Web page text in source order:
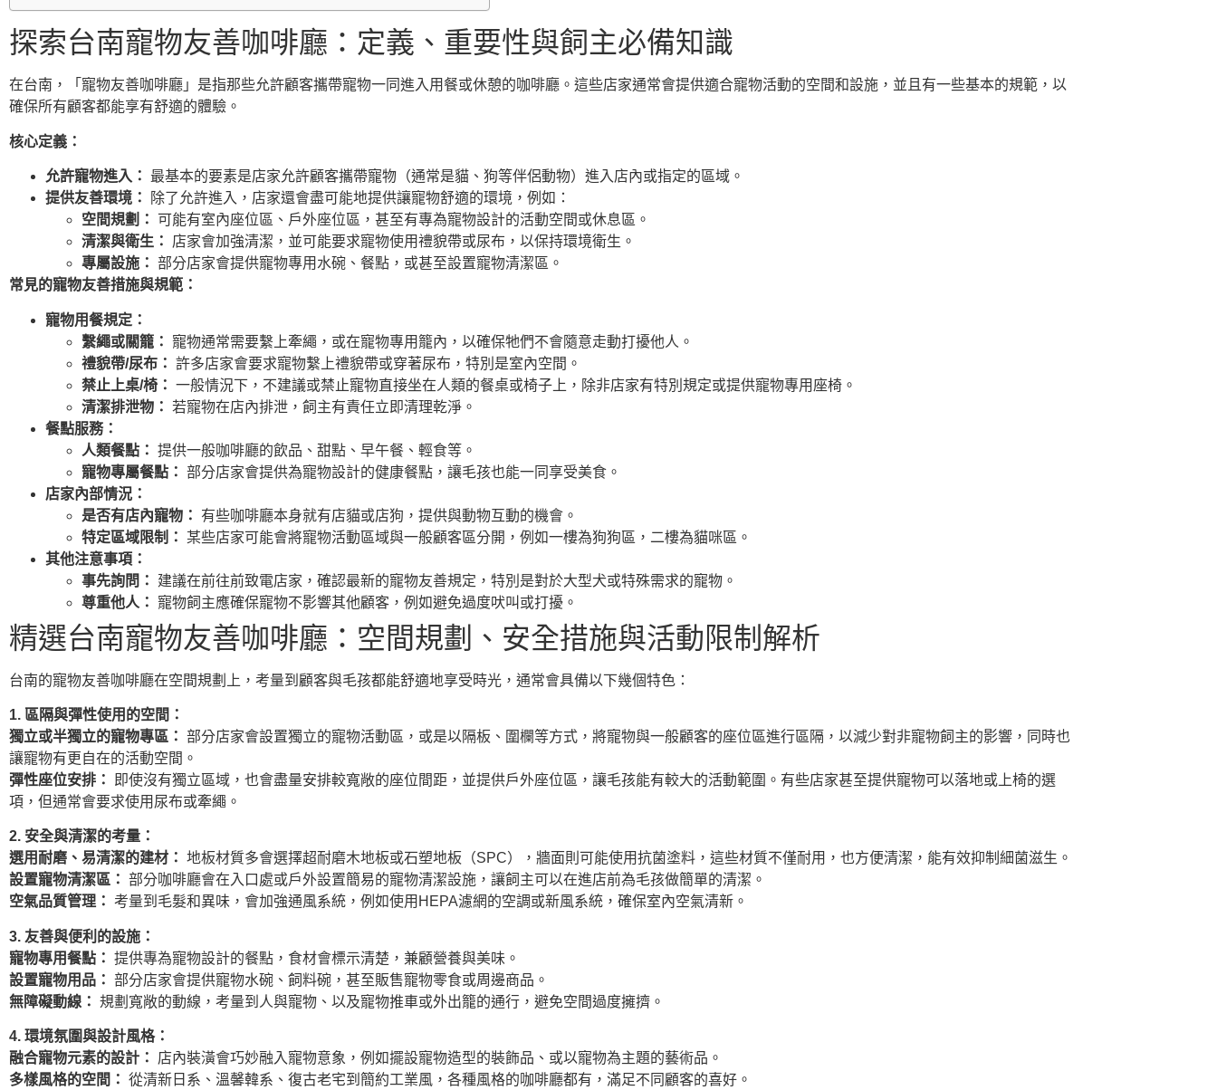
探索台南寵物友善咖啡廳：定義、重要性與飼主必備知識
在台南，「寵物友善咖啡廳」是指那些允許顧客攜帶寵物一同進入用餐或休憩的咖啡廳。這些店家通常會提供適合寵物活動的空間和設施，並且有一些基本的規範，以
確保所有顧客都能享有舒適的體驗。
核心定義：
允許寵物進入：
最基本的要素是店家允許顧客攜帶寵物（通常是貓、狗等伴侶動物）進入店內或指定的區域。
提供友善環境：
除了允許進入，店家還會盡可能地提供讓寵物舒適的環境，例如：
空間規劃：
可能有室內座位區、戶外座位區，甚至有專為寵物設計的活動空間或休息區。
清潔與衛生：
店家會加強清潔，並可能要求寵物使用禮貌帶或尿布，以保持環境衛生。
專屬設施： 部分店家會提供寵物專用水碗、餐點，或甚至設置寵物清潔區。
常見的寵物友善措施與規範：
寵物用餐規定：
繫繩或關籠： 寵物通常需要繫上牽繩，或在寵物專用籠內，以確保牠們不會隨意走動打擾他人。
禮貌帶/尿布： 許多店家會要求寵物繫上禮貌帶或穿著尿布，特別是室內空間。
禁止上桌/椅： 一般情況下，不建議或禁止寵物直接坐在人類的餐桌或椅子上，除非店家有特別規定或提供寵物專用座椅。
清潔排泄物： 若寵物在店內排泄，飼主有責任立即清理乾淨。
餐點服務：
人類餐點： 提供一般咖啡廳的飲品、甜點、早午餐、輕食等。
寵物專屬餐點： 部分店家會提供為寵物設計的健康餐點，讓毛孩也能一同享受美食。
店家內部情況：
是否有店內寵物：
有些咖啡廳本身就有店貓或店狗，提供與動物互動的機會。
特定區域限制：
某些店家可能會將寵物活動區域與一般顧客區分開，例如一樓為狗狗區，二樓為貓咪區。
其他注意事項：
事先詢問：
建議在前往前致電店家，確認最新的寵物友善規定，特別是對於大型犬或特殊需求的寵物。
尊重他人： 寵物飼主應確保寵物不影響其他顧客，例如避免過度吠叫或打擾。
精選台南寵物友善咖啡廳：空間規劃、安全措施與活動限制解析
台南的寵物友善咖啡廳在空間規劃上，考量到顧客與毛孩都能舒適地享受時光，通常會具備以下幾個特色：
1. 區隔與彈性使用的空間：
獨立或半獨立的寵物專區： 部分店家會設置獨立的寵物活動區，或是以隔板、圍欄等方式，將寵物與一般顧客的座位區進行區隔，以減少對非寵物飼主的影響，同時也
讓寵物有更自在的活動空間。
彈性座位安排：
即使沒有獨立區域，也會盡量安排較寬敞的座位間距，並提供戶外座位區，讓毛孩能有較大的活動範圍。有些店家甚至提供寵物可以落地或上椅的選
項，但通常會要求使用尿布或牽繩。
2. 安全與清潔的考量：
選用耐磨、易清潔的建材： 地板材質多會選擇超耐磨木地板或石塑地板（SPC），牆面則可能使用抗菌塗料，這些材質不僅耐用，也方便清潔，能有效抑制細菌滋生。
設置寵物清潔區： 部分咖啡廳會在入口處或戶外設置簡易的寵物清潔設施，讓飼主可以在進店前為毛孩做簡單的清潔。
空氣品質管理： 考量到毛髮和異味，會加強通風系統，例如使用HEPA濾網的空調或新風系統，確保室內空氣清新。
3. 友善與便利的設施：
寵物專用餐點： 提供專為寵物設計的餐點，食材會標示清楚，兼顧營養與美味。
設置寵物用品： 部分店家會提供寵物水碗、飼料碗，甚至販售寵物零食或周邊商品。
無障礙動線： 規劃寬敞的動線，考量到人與寵物、以及寵物推車或外出籠的通行，避免空間過度擁擠。
4. 環境氛圍與設計風格：
融合寵物元素的設計：
店內裝潢會巧妙融入寵物意象，例如擺設寵物造型的裝飾品、或以寵物為主題的藝術品。
多樣風格的空間： 從清新日系、溫馨韓系、復古老宅到簡約工業風，各種風格的咖啡廳都有，滿足不同顧客的喜好。